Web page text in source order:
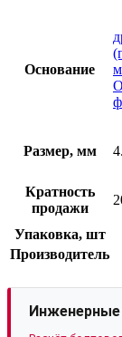
Основание
Размер, мм
Кратность
продажи
Упаковка, шт
Производитель
Инженерные